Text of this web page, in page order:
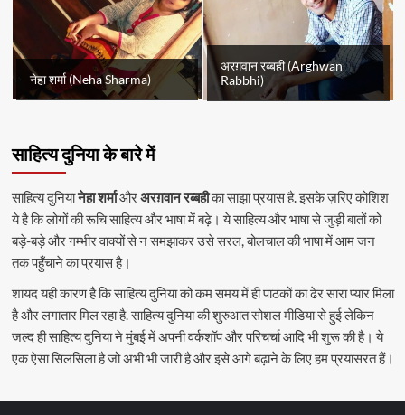
नेहा शर्मा (Neha Sharma)
अरग़वान रब्बही (Arghwan
Rabbhi)
साहित्य दुनिया के बारे में
साहित्य दुनियानेहा शर्माऔरअरग़वान रब्बहीका साझा प्रयास है. इसके ज़रिए कोशिश
ये है कि लोगों की रूचि साहित्य और भाषा में बढ़े। ये साहित्य और भाषा से जुड़ी बातों को
बड़े-बड़े और गम्भीर वाक्यों से न समझाकर उसे सरल, बोलचाल की भाषा में आम जन
तक पहुँचाने का प्रयास है।
शायद यही कारण है कि साहित्य दुनिया को कम समय में ही पाठकों का ढेर सारा प्यार मिला
है और लगातार मिल रहा है. साहित्य दुनिया की शुरुआत सोशल मीडिया से हुई लेकिन
जल्द ही साहित्य दुनिया ने मुंबई में अपनी वर्कशॉप और परिचर्चा आदि भी शुरू की है। ये
एक ऐसा सिलसिला है जो अभी भी जारी है और इसे आगे बढ़ाने के लिए हम प्रयासरत हैं।